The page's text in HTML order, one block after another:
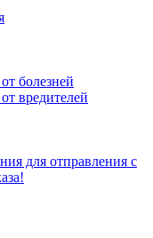
болезней
вредителей
для отправления с